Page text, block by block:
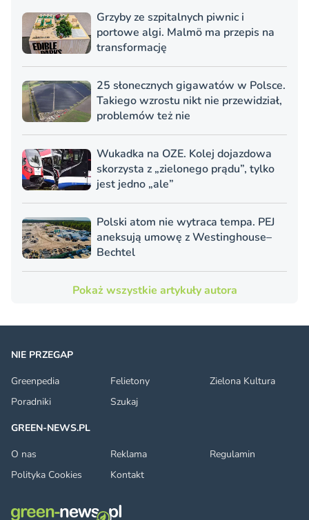
Grzyby ze szpitalnych piwnic i
portowe algi. Malmö ma przepis na
transformację
25 słonecznych gigawatów w Polsce.
Takiego wzrostu nikt nie przewidział,
problemów też nie
Wukadka na OZE. Kolej dojazdowa
skorzysta z „zielonego prądu”, tylko
jest jedno „ale”
Polski atom nie wytraca tempa. PEJ
aneksują umowę z Westinghouse–
Bechtel
Pokaż wszystkie artykuły autora
NIE PRZEGAP
Greenpedia
Felietony
Zielona Kultura
Poradniki
Szukaj
GREEN-NEWS.PL
O nas
Reklama
Regulamin
Polityka Cookies
Kontakt